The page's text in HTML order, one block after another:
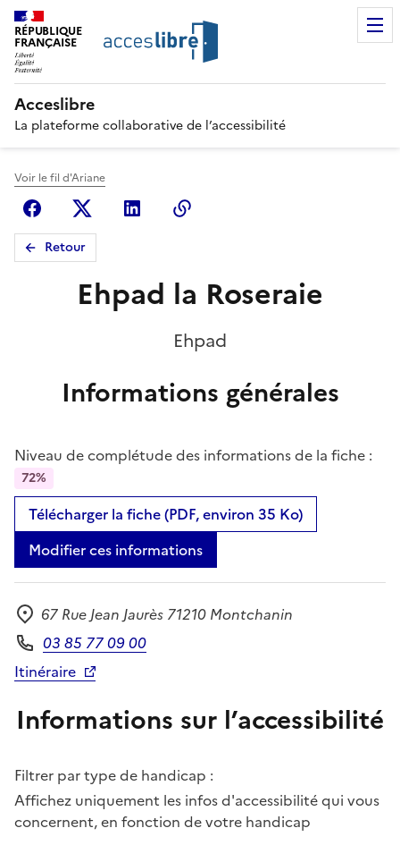
RÉPUBLIQUE
FRANÇAISE
Acceslibre
La plateforme collaborative de l’accessibilité
Voir le fil d'Ariane
FacebookX (anciennement Twitter)
Linkedin
Retour
Ehpad la Roseraie
Ehpad
Informations générales
Niveau de complétude des informations de la fiche :
72%
Télécharger la fiche (PDF, environ 35 Ko)
Modifier ces informations
Adresse
67 Rue Jean Jaurès 71210 Montchanin
Téléphone
03 85 77 09 00
Itinéraire
Informations sur l’accessibilité
Filtrer par type de handicap :
Affichez uniquement les infos d'accessibilité qui vous
concernent, en fonction de votre handicap